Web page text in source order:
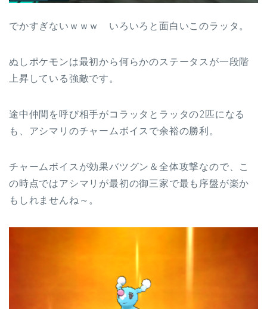
でかすぎないｗｗｗ いろいろと面白いこのラッタ。
ぬしポケモンは最初から何らかのステータスが一段階
上昇している強敵です。
途中仲間を呼び相手がコラッタとラッタの2匹になる
も、アシマリのチャームボイスで余裕の勝利。
チャームボイスが効果バツグン＆全体攻撃なので、こ
の時点ではアシマリが最初の御三家で最も序盤が楽か
もしれませんね～。